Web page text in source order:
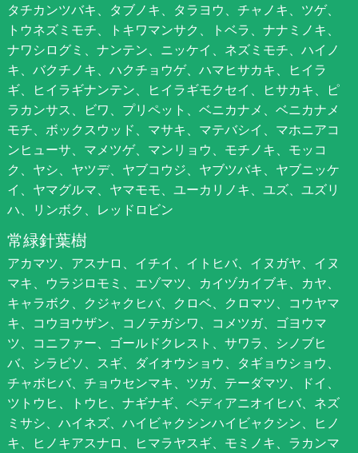
タチカンツバキ、タブノキ、タラヨウ、チャノキ、ツゲ、
トウネズミモチ、トキワマンサク、トベラ、ナナミノキ、
ナワシログミ、ナンテン、ニッケイ、ネズミモチ、ハイノ
キ、バクチノキ、ハクチョウゲ、ハマヒサカキ、ヒイラ
ギ、ヒイラギナンテン、ヒイラギモクセイ、ヒサカキ、ピ
ラカンサス、ビワ、プリペット、ベニカナメ、ベニカナメ
モチ、ボックスウッド、マサキ、マテバシイ、マホニアコ
ンヒューサ、マメツゲ、マンリョウ、モチノキ、モッコ
ク、ヤシ、ヤツデ、ヤブコウジ、ヤブツバキ、ヤブニッケ
イ、ヤマグルマ、ヤマモモ、ユーカリノキ、ユズ、ユズリ
ハ、リンボク、レッドロビン
常緑針葉樹
アカマツ、アスナロ、イチイ、イトヒバ、イヌガヤ、イヌ
マキ、ウラジロモミ、エゾマツ、カイヅカイブキ、カヤ、
キャラボク、クジャクヒバ、クロベ、クロマツ、コウヤマ
キ、コウヨウザン、コノテガシワ、コメツガ、ゴヨウマ
ツ、コニファー、ゴールドクレスト、サワラ、シノブヒ
バ、シラビソ、スギ、ダイオウショウ、タギョウショウ、
チャボヒバ、チョウセンマキ、ツガ、テーダマツ、ドイ、
ツトウヒ、トウヒ、ナギナギ、ペディアニオイヒバ、ネズ
ミサシ、ハイネズ、ハイビャクシンハイビャクシン、ヒノ
キ、ヒノキアスナロ、ヒマラヤスギ、モミノキ、ラカンマ